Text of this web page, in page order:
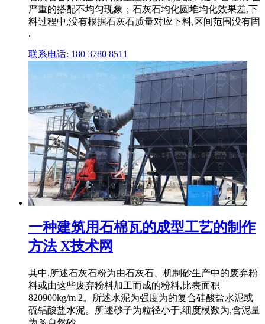
严重的搭配不均匀现象；石灰石均化圆堆均化效果差,下
料过程中,没有根据石灰石质量对应下料,区间范围没有固
.
联系电话: 180 3780 8511
一种建筑用石棉瓦的成型工艺的制作
方法 X技术网
其中,所述石灰石粉为由石灰石、机制砂生产中的废弃粉
料或由这些废弃粉料加工而成的粉料,比表面积
820900kg/m 2。所述水泥为强度为的复合硅酸盐水泥或
硫铝酸盐水泥。所述砂子为粒径小于,细度模数为,含泥量